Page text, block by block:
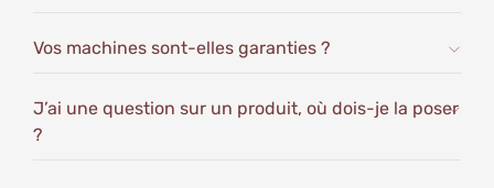
Vos machines sont-elles garanties ?
J’ai une question sur un produit, où dois-je la poser
?